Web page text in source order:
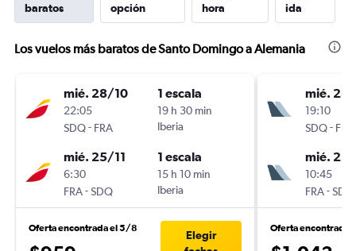
baratos
opción
hora
ida
Los vuelos más baratos de Santo Domingo a Alemania
mié. 28/10
22:05
SDQ- FRA
1 escala
19 h 30 min
Iberia
mié. 25/11
6:30
FRA-SDQ
1 escala
15 h 10 min
Iberia
Oferta encontrada el 5/8
Elegir
mié.
19:10
SDQ- FRA
mié. 25/
10:45
FRA-SDQ
Oferta encontrada